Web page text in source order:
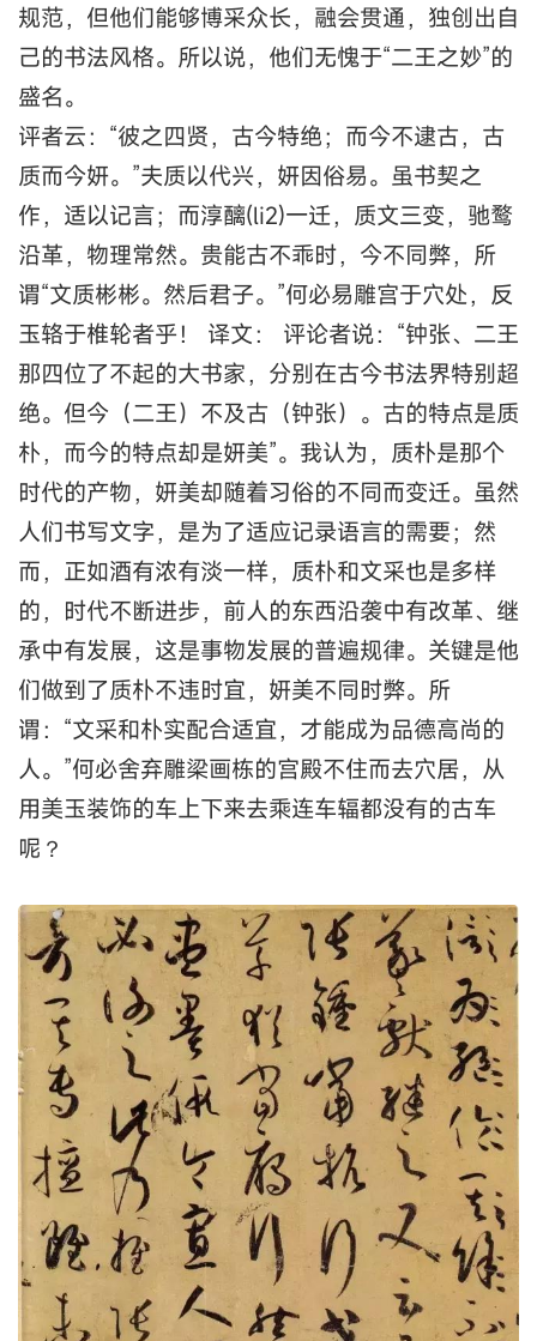
规范，但他们能够博采众长，融会贯通，独创出自
己的书法风格。所以说，他们无愧于“二王之妙”的
盛名。
评者云：“彼之四贤，古今特绝；而今不逮古，古
质而今妍。”夫质以代兴，妍因俗易。虽书契之
作，适以记言；而淳醨(li2)一迁，质文三变，驰鹜
沿革，物理常然。贵能古不乖时，今不同弊，所
谓“文质彬彬。然后君子。”何必易雕宫于穴处，反
玉辂于椎轮者乎！ 译文： 评论者说：“钟张、二王
那四位了不起的大书家，分别在古今书法界特别超
绝。但今（二王）不及古（钟张）。古的特点是质
朴，而今的特点却是妍美”。我认为，质朴是那个
时代的产物，妍美却随着习俗的不同而变迁。虽然
人们书写文字，是为了适应记录语言的需要；然
而，正如酒有浓有淡一样，质朴和文采也是多样
的，时代不断进步，前人的东西沿袭中有改革、继
承中有发展，这是事物发展的普遍规律。关键是他
们做到了质朴不违时宜，妍美不同时弊。所
谓：“文采和朴实配合适宜，才能成为品德高尚的
人。”何必舍弃雕梁画栋的宫殿不住而去穴居，从
用美玉装饰的车上下来去乘连车辐都没有的古车
呢？